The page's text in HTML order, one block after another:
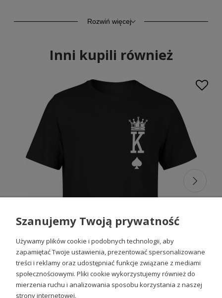
wykonany z wyjątkowo miękkiej i trwałej bawełny, co
gwarantuje nie tylko stylowy wygląd, ale także maksymalny
komfort noszenia. Dbamy o każdy detal, byś mógł cieszyć
się naszymi tymi
przez
wiele sezonów.
Koszulki King – na każdą okazję
Naszekoszulki King
są tak wszechstronne, że możesz je
nosić na różne okazje. Od casualowych spotkań z
przyjaciółmi po formalne wydarzenia biznesowe, koszulki te
marynarką, aby zawsze prezentować się modnie i
Koszulki z napisem King – idealny
pomysł na prezent
Jeśli szukasz prezentu dla wyjątkowego mężczyzny w swoim
życiu, naszekoszulki męskie z nadrukiemKingsą
doskonałą opcją. Dostępne są w różnorodnych kolorach i
rozmiarach, dzięki czemu z pewnością znajdziesz
odpowiednią dla niego. To nie tylko ubranie, to wyraz
Rozwiń więcej
Inni kupili również
King karta Męska koszulka prezent na walentynki dla męża chłopaka niego faceta
Szanujemy Twoją prywatność
Używamy plików cookie i podobnych technologii, aby
zapamiętać Twoje ustawienia, prezentować spersonalizowane
treści i reklamy oraz udostępniać funkcje związane z mediami
społecznościowymi. Pliki cookie wykorzystujemy również do
mierzenia ruchu i analizowania sposobu korzystania z naszej
strony internetowej.